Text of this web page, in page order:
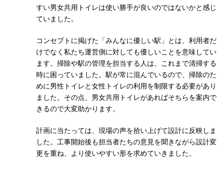
すい男女共用トイレは使い勝手が良いのではないかと感じ
ていました。
コンセプトに掲げた「みんなに優しい駅」とは、利用者だ
けでなく私たち運営側に対しても優しいことを意味してい
ます。掃除や駅の管理を担当する人は、これまで清掃する
時に困っていました。駅が常に混んでいるので、掃除のた
めに男性トイレと女性トイレの利用を制限する必要があり
ました。その点、男女共用トイレがあればそちらを案内で
きるので大変助かります。
計画に当たっては、現場の声を拾い上げて設計に反映しま
した。工事開始後も担当者たちの意見を聞きながら設計変
更を重ね、より使いやすい形を求めていきました。